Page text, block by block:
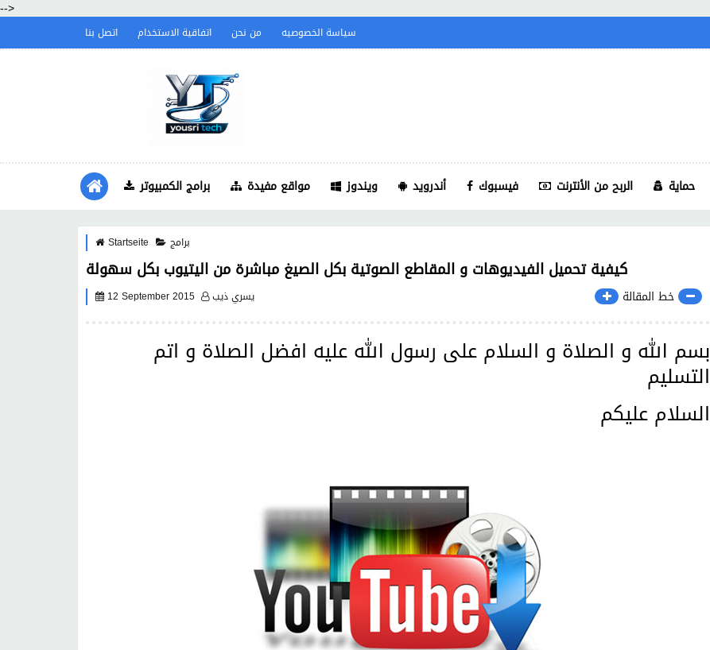
-->
اتصل بنا اتفاقية الاستخدام من نحن سياسة الخصوصيه
برامج الكمبيوتر مواقع مفيدة ويندوز أندرويد فيسبوك الربح من الأنترنت حماية
Startseite برامج
كيفية تحميل الفيديوهات و المقاطع الصوتية بكل الصيغ مباشرة من اليتيوب بكل سهولة
12 September 2015 يسري ذيب خط المقالة
بسم الله و الصلاة و السلام على رسول الله عليه افضل الصلاة و اتم
التسليم
السلام عليكم